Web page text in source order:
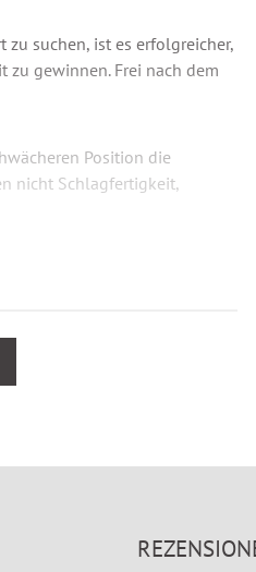
suchen, ist es erfolgreicher,
zu gewinnen. Frei nach dem
Position die
nicht Schlagfertigkeit,
statt die Nerven zu
bleiben.